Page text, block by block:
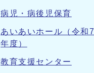
病児・病後児保育
あいあいホール（令和7
年度）
教育支援センター